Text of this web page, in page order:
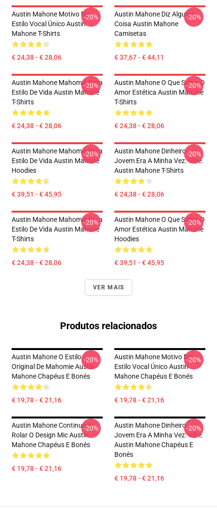
Austin Mahone Motivo De
Estilo Vocal Único Austin
Mahone T-Shirts
€ 24,38 - € 28,06
-20%
Austin Mahone Diz Alguma
Coisa Austin Mahone
Camisetas
€ 37,67 - € 44,11
-20%
Austin Mahone Mahomie Para
Estilo De Vida Austin Mahone
T-Shirts
€ 24,38 - € 28,06
-20%
Austin Mahone O Que Sobre O
Amor Estética Austin Mahone
T-Shirts
€ 24,38 - € 28,06
-20%
Austin Mahone Mahomie Para
Estilo De Vida Austin Mahone
Hoodies
€ 39,51 - € 45,95
-20%
Austin Mahone Dinheiro
Jovem Era A Minha Vez. Vibe.
Austin Mahone T-Shirts
€ 24,38 - € 28,06
-20%
Austin Mahone Mahomie Para
Estilo De Vida Austin Mahone
T-Shirts
€ 24,38 - € 28,06
-20%
Austin Mahone O Que Sobre O
Amor Estética Austin Mahone
Hoodies
€ 39,51 - € 45,95
-20%
VER MAIS
Produtos relacionados
Austin Mahone O Estilo
Original De Mahomie Austin
Mahone Chapéus E Bonés
€ 19,78 - € 21,16
-20%
Austin Mahone Motivo De
Estilo Vocal Único Austin
Mahone Chapéus E Bonés
€ 19,78 - € 21,16
-20%
Austin Mahone Continua A
Rolar O Design Mic Austin
Mahone Chapéus E Bonés
€ 19,78 - € 21,16
-20%
Austin Mahone Dinheiro
Jovem Era A Minha Vez. Vibe.
Austin Mahone Chapéus E
Bonés
€ 19,78 - € 21,16
-20%